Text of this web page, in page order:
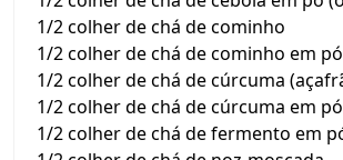
1/2 colher de chá de cominho
1/2 colher de chá de cominho em pó
1/2 colher de chá de cúrcuma
1/2 colher de chá de cúrcuma em pó
1/2 colher de chá de fermento em